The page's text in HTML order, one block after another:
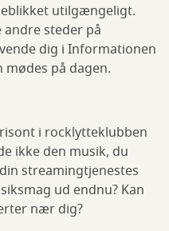
utilgængeligt.
steder på
dig i Informationen
på dagen.
i rocklytteklubben
ikke den musik, du
streamingtjenestes
ud endnu? Kan
nær dig?